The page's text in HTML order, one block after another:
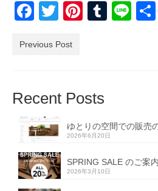
Facebook
TwitterPinterest
Tumblr
Line
Previous Post
Recent Posts
ゆとりの空間での販売
2026年6月20日
SPRING SALE のご案内
2026年3月10日